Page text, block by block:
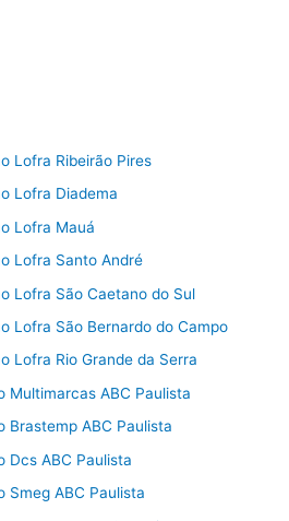
Lofra Ribeirão Pires
Lofra Diadema
Lofra Mauá
Lofra Santo André
Lofra São Caetano do Sul
Lofra São Bernardo do Campo
Lofra Rio Grande da Serra
Multimarcas ABC Paulista
Brastemp ABC Paulista
Dcs ABC Paulista
Smeg ABC Paulista